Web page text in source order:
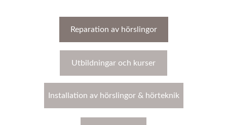
Reparation av hörslingor
Utbildningar och kurser
Installation av hörslingor & hörteknik